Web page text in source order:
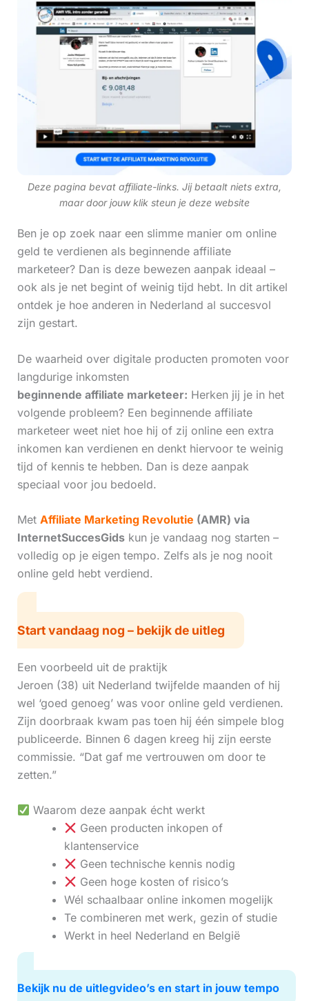
Deze pagina bevat affiliate-links. Jij betaalt niets extra,
maar door jouw klik steun je deze website
Ben je op zoek naar een slimme manier om online
geld te verdienen als beginnende affiliate
marketeer? Dan is deze bewezen aanpak ideaal –
ook als je net begint of weinig tijd hebt. In dit artikel
ontdek je hoe anderen in Nederland al succesvol
zijn gestart.
De waarheid over digitale producten promoten voor
langdurige inkomsten
beginnende affiliate marketeer: Herken jij je in het
volgende probleem? Een beginnende affiliate
marketeer weet niet hoe hij of zij online een extra
inkomen kan verdienen en denkt hiervoor te weinig
tijd of kennis te hebben. Dan is deze aanpak
speciaal voor jou bedoeld.
Met Affiliate Marketing Revolutie (AMR) via
InternetSuccesGidskun je vandaag nog starten –
volledig op je eigen tempo. Zelfs als je nog nooit
online geld hebt verdiend.
Start vandaag nog – bekijk de uitleg
Een voorbeeld uit de praktijk
Jeroen (38) uit Nederland twijfelde maanden of hij
wel ‘goed genoeg’ was voor online geld verdienen.
Zijn doorbraak kwam pas toen hij één simpele blog
publiceerde. Binnen 6 dagen kreeg hij zijn eerste
commissie. “Dat gaf me vertrouwen om door te
zetten.”
Waarom deze aanpak écht werkt
Geen producten inkopen of
klantenservice
Geen technische kennis nodig
Geen hoge kosten of risico’s
Wél schaalbaar online inkomen mogelijk
Te combineren met werk, gezin of studie
Werkt in heel Nederland en België
Bekijk nu de uitlegvideo’s en start in jouw tempo